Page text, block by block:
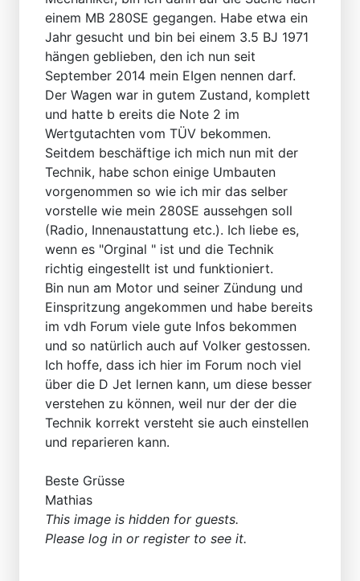
einem MB 280SE gegangen. Habe etwa ein
Jahr gesucht und bin bei einem 3.5 BJ 1971
hängen geblieben, den ich nun seit
September 2014 mein EIgen nennen darf.
Der Wagen war in gutem Zustand, komplett
und hatte b ereits die Note 2 im
Wertgutachten vom TÜV bekommen.
Seitdem beschäftige ich mich nun mit der
Technik, habe schon einige Umbauten
vorgenommen so wie ich mir das selber
vorstelle wie mein 280SE aussehgen soll
(Radio, Innenaustattung etc.). Ich liebe es,
wenn es "Orginal " ist und die Technik
richtig eingestellt ist und funktioniert.
Bin nun am Motor und seiner Zündung und
Einspritzung angekommen und habe bereits
im vdh Forum viele gute Infos bekommen
und so natürlich auch auf Volker gestossen.
Ich hoffe, dass ich hier im Forum noch viel
über die D Jet lernen kann, um diese besser
verstehen zu können, weil nur der der die
Technik korrekt versteht sie auch einstellen
und reparieren kann.
Beste Grüsse
Mathias
This image is hidden for guests.
Please log in or register to see it.